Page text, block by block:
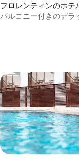
フロレンティンのホテ
バルコニー付きのデラ